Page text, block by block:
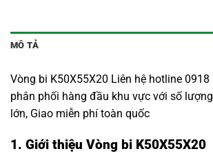
MÔ TẢ
Vòng bi K50X55X20 Liên hệ hotline
phân phối hàng đầu khu vực với số
lớn, Giao miễn phí toàn quốc
1. Giới thiệu Vòng bi K50X55X20